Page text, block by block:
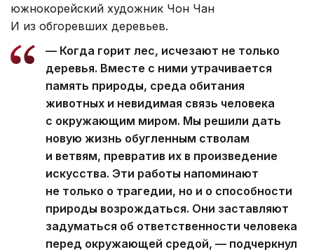
южнокорейский художник Чон Чан
И из обгоревших деревьев.
— Когда горит лес, исчезают не только
деревья. Вместе с ними утрачивается
память природы, среда обитания
животных и невидимая связь человека
с окружающим миром. Мы решили дать
новую жизнь обугленным стволам
и ветвям, превратив их в произведение
искусства. Эти работы напоминают
не только о трагедии, но и о способности
природы возрождаться. Они заставляют
задуматься об ответственности человека
перед окружающей средой, — подчеркнул